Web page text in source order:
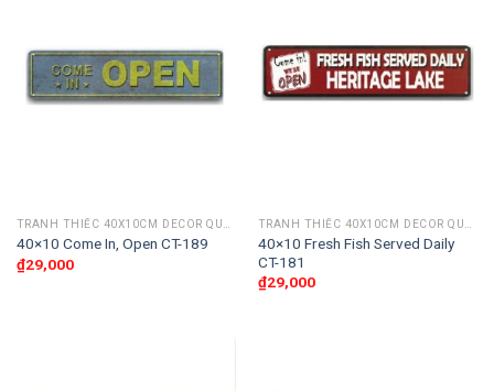
40×10 Come In, Open CT-189
₫29,000
40×10 Fresh Fish Served Daily
CT-181
₫29,000